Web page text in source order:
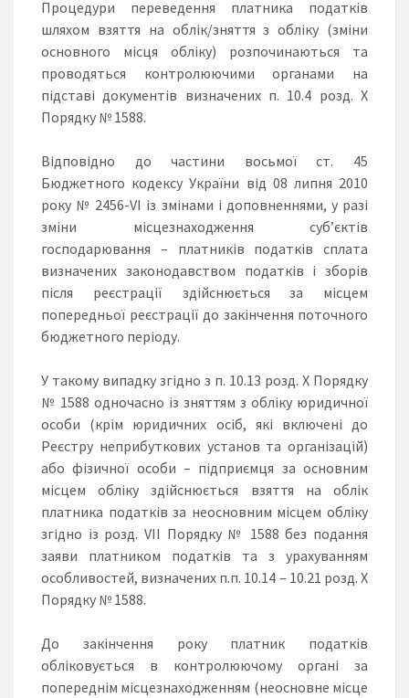
Процедури переведення платника податків
шляхом взяття на облік/зняття з обліку (зміни
основного місця обліку) розпочинаються та
проводяться контролюючими органами на
підставі документів визначених п. 10.4 розд. Х
Порядку № 1588.
Відповідно до частини восьмої ст. 45
Бюджетного кодексу України від 08 липня 2010
року № 2456-VI із змінами і доповненнями, у разі
зміни місцезнаходження суб’єктів
господарювання – платників податків сплата
визначених законодавством податків і зборів
після реєстрації здійснюється за місцем
попередньої реєстрації до закінчення поточного
бюджетного періоду.
У такому випадку згідно з п. 10.13 розд. X Порядку
№ 1588 одночасно із зняттям з обліку юридичної
особи (крім юридичних осіб, які включені до
Реєстру неприбуткових установ та організацій)
або фізичної особи – підприємця за основним
місцем обліку здійснюється взяття на облік
платника податків за неосновним місцем обліку
згідно із розд. VII Порядку № 1588 без подання
заяви платником податків та з урахуванням
особливостей, визначених п.п. 10.14 – 10.21 розд. X
Порядку № 1588.
До закінчення року платник податків
обліковується в контролюючому органі за
попереднім місцезнаходженням (неосновне місце